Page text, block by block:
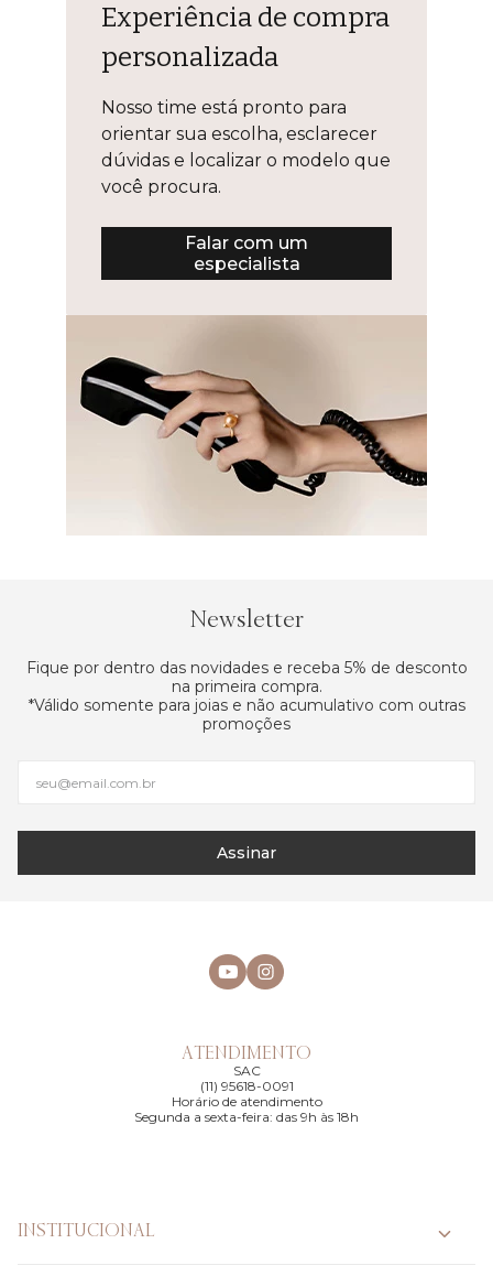
Experiência de compra
personalizada
Nosso time está pronto para
orientar sua escolha, esclarecer
dúvidas e localizar o modelo que
você procura.
Falar com um
especialista
Newsletter
Fique por dentro das novidades e receba 5% de desconto
na primeira compra.
*Válido somente para joias e não acumulativo com outras
promoções
Assinar
ATENDIMENTO
SAC
(11) 95618-0091
Horário de atendimento
Segunda a sexta-feira: das 9h às 18h
INSTITUCIONAL